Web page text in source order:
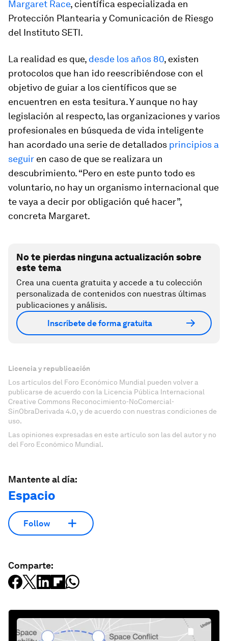
Margaret Race, científica especializada en
Protección Plantearia y Comunicación de Riesgo
del Instituto SETI.
La realidad es que, desde los años 80, existen
protocolos que han ido reescribiéndose con el
objetivo de guiar a los científicos que se
encuentren en esta tesitura. Y aunque no hay
legislación al respecto, las organizaciones y varios
profesionales en búsqueda de vida inteligente
han acordado una serie de detallados principios a
seguir en caso de que se realizara un
descubrimiento. “Pero en este punto todo es
voluntario, no hay un organismo internacional que
te vaya a decir por obligación qué hacer”,
concreta Margaret.
No te pierdas ninguna actualización sobre
este tema
Crea una cuenta gratuita y accede a tu colección
personalizada de contenidos con nuestras últimas
publicaciones y análisis.
Inscríbete de forma gratuita
Licencia y republicación
Los artículos del Foro Económico Mundial pueden volver a
publicarse de acuerdo con la Licencia Pública Internacional
Creative Commons Reconocimiento-NoComercial-
SinObraDerivada 4.0, y de acuerdo con nuestras condiciones de
uso.
Las opiniones expresadas en este artículo son las del autor y no
del Foro Económico Mundial.
Mantente al día:
Espacio
Follow
Comparte: